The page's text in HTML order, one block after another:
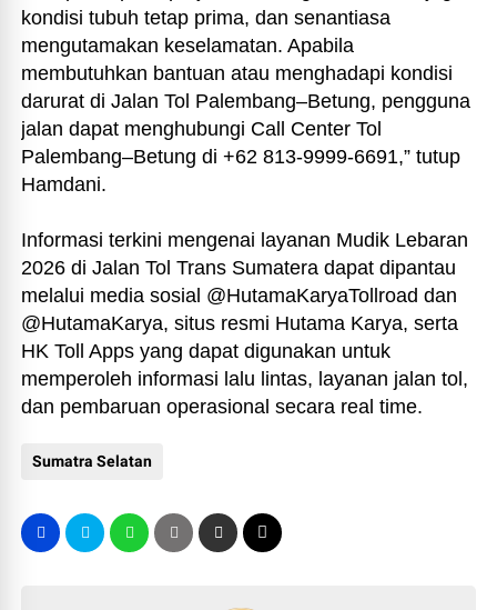
kondisi tubuh tetap prima, dan senantiasa
mengutamakan keselamatan. Apabila
membutuhkan bantuan atau menghadapi kondisi
darurat di Jalan Tol Palembang–Betung, pengguna
jalan dapat menghubungi Call Center Tol
Palembang–Betung di +62 813-9999-6691,” tutup
Hamdani.
Informasi terkini mengenai layanan Mudik Lebaran
2026 di Jalan Tol Trans Sumatera dapat dipantau
melalui media sosial @HutamaKaryaTollroad dan
@HutamaKarya, situs resmi Hutama Karya, serta
HK Toll Apps yang dapat digunakan untuk
memperoleh informasi lalu lintas, layanan jalan tol,
dan pembaruan operasional secara real time.
Sumatra Selatan